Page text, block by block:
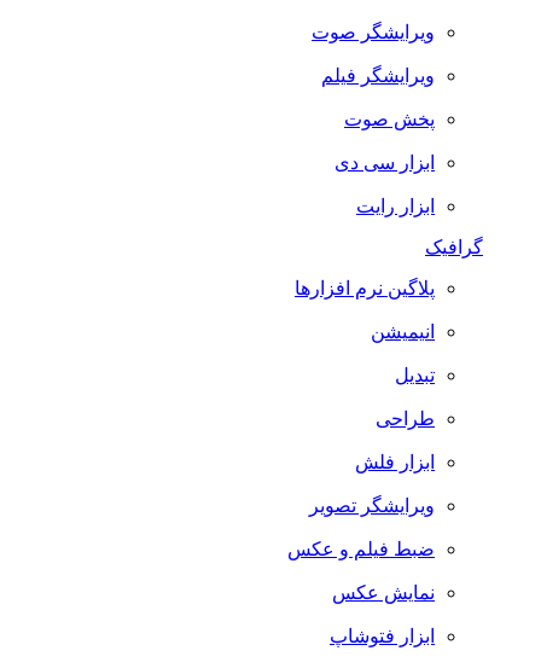
ویرایشگر صوت
ویرایشگر فیلم
پخش صوت
ابزار سی دی
ابزار رایت
گرافیک
پلاگین نرم افزارها
انیمیشن
تبدیل
طراحی
ابزار فلش
ویرایشگر تصویر
ضبط فيلم و عكس
نمایش عکس
ابزار فتوشاپ